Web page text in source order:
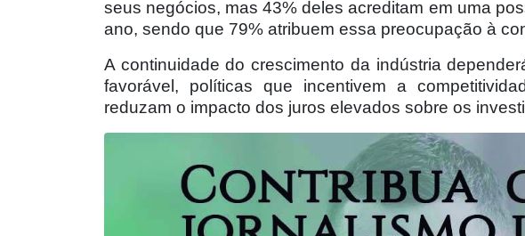
seus negócios, mas 43% deles acreditam em uma
ano, sendo que 79% atribuem essa preocupação à
A continuidade do crescimento da indústria
favorável, políticas que incentivem a
reduzam o impacto dos juros elevados sobre os